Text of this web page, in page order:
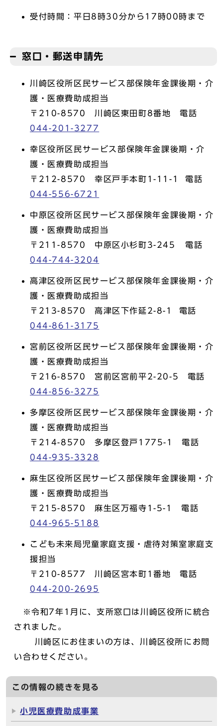
受付時間：平日8時30分から17時00時まで
窓口・郵送申請先
川崎区役所区民サービス部保険年金課後期・介
護・医療費助成担当
〒210-8570 川崎区東田町8番地 電話
044-201-3277
幸区役所区民サービス部保険年金課後期・介
護・医療費助成担当
〒212-8570 幸区戸手本町1-11-1 電話
044-556-6721
中原区役所区民サービス部保険年金課後期・介
護・医療費助成担当
〒211-8570 中原区小杉町3-245 電話
044-744-3204
高津区役所区民サービス部保険年金課後期・介
護・医療費助成担当
〒213-8570 高津区下作延2-8-1 電話
044-861-3175
宮前区役所区民サービス部保険年金課後期・介
護・医療費助成担当
〒216-8570 宮前区宮前平2-20-5 電話
044-856-3275
多摩区役所区民サービス部保険年金課後期・介
護・医療費助成担当
〒214-8570 多摩区登戸1775-1 電話
044-935-3328
麻生区役所区民サービス部保険年金課後期・介
護・医療費助成担当
〒215-8570 麻生区万福寺1-5-1 電話
044-965-5188
こども未来局児童家庭支援・虐待対策室家庭支
援担当
〒210-8577 川崎区宮本町1番地 電話
044-200-2695
※令和7年1月に、支所窓口は川崎区役所に統合
されました。
川崎区にお住まいの方は、川崎区役所にお問
い合わせください。
この情報の続きを見る
小児医療費助成事業